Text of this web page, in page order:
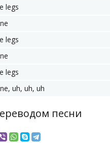
legs
legs
legs
uh, uh, uh
песни